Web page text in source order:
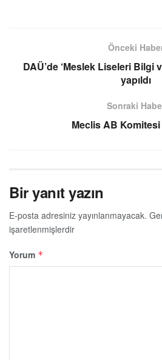
Önceki
DAÜ’de ‘Meslek Liseleri Bilgi
yapıldı
Sonraki
Meclis AB Komitesi
Bir yanıt yazın
E-posta adresiniz yayınlanmayacak.
işaretlenmişlerdir
Yorum *